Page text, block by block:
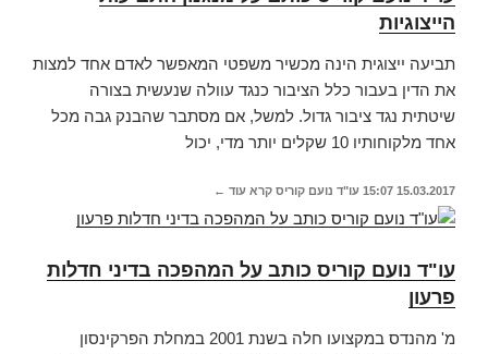
הייצוגיות
תביעה ייצוגית הינה מכשיר משפטי המאפשר לאדם אחד למצות
את הדין בעבור כלל הציבור כנגד עוולה שנעשית בצורה
שיטתית נגד ציבור גדול. למשל, אם מסתבר שהבנק גבה מכל
אחד מלקוחותיו 10 שקלים יותר מדי, יכול
15.03.2017
15:07 עו"ד נועם קוריס קרא עוד ←
עו"ד נועם קוריס כותב על המהפכה בדיני חדלות
פרעון
מ' מהנדס במקצועו חלה בשנת 2001 במחלת הפרקינסון